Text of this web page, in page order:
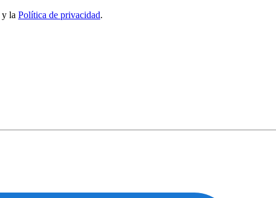
y la Política de privacidad.